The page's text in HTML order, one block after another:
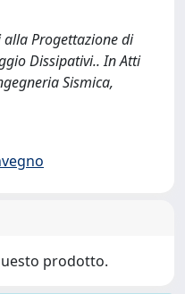
alla Progettazione di
Dissipativi.. In Atti
Sismica,
prodotto.